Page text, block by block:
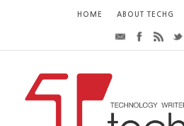
HOME ABOUT TECHG